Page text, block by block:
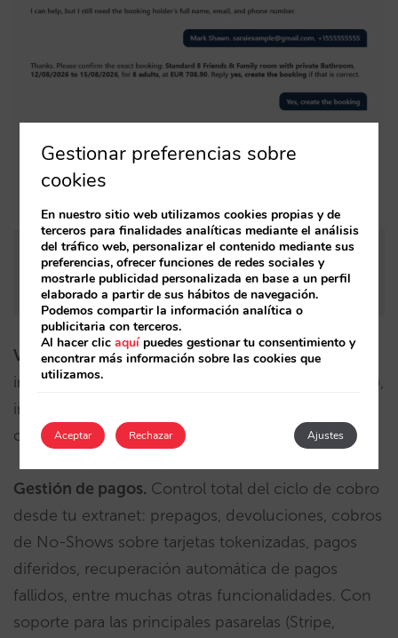
Un viajero hace una búsqueda para un grupo de 8
personas, explora opciones y cierra su reserva
directamente en la conversación.
Venta incremental (Upselling): maximiza el
ingreso total por unidad disponible (TRevPAR/PAB),
incluyendo servicios adicionales como desayunos
o actividades, directamente desde la reserva.
Gestión de pagos. Control total del ciclo de cobro
desde tu extranet: prepagos, devoluciones, cobros
de No-Shows sobre tarjetas tokenizadas, pagos
diferidos, recuperación automática de pagos
fallidos, entre muchas otras funcionalidades. Con
soporte para las principales pasarelas (Stripe,
Gestionar preferencias sobre
cookies
En nuestro sitio web utilizamos cookies propias y de
terceros para finalidades analíticas mediante el análisis
del tráfico web, personalizar el contenido mediante sus
preferencias, ofrecer funciones de redes sociales y
mostrarle publicidad personalizada en base a un perfil
elaborado a partir de sus hábitos de navegación.
Podemos compartir la información analítica o
publicitaria con terceros.
Al hacer clicaquípuedes gestionar tu consentimiento y
encontrar más información sobre las cookies que
utilizamos.
Aceptar Ajustes
Rechazar